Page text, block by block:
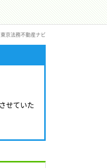
京法務不動産ナビ
せていた